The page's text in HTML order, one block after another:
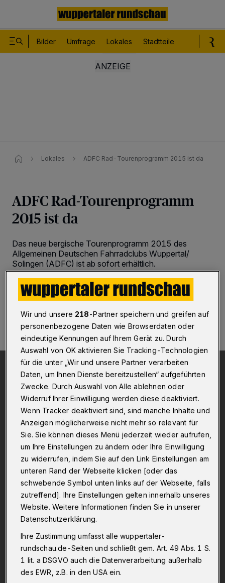
Bilder Umfrage Lokales Stadtteile
Lokales ADFC Rad-Tourenprogramm 2015 ist da
ADFC Rad-Tourenprogramm
2015 ist da
Das neue bergische Tourenprogramm 2015 des
Allgemeinen Deutschen Fahrradclubs Wuppertal/
Solingen (ADFC) ist ab sofort erhältlich.
Wir und unsere 218-Partner speichern und greifen auf
personenbezogene Daten wie Browserdaten oder
eindeutige Kennungen auf Ihrem Gerät zu. Durch
Auswahl von OK aktivieren Sie Tracking-Technologien
für die unter „Wir und unsere Partner verarbeiten
Daten, um Ihnen Dienste bereitzustellen“ aufgeführten
Zwecke. Durch Auswahl von Alle ablehnen oder
Widerruf Ihrer Einwilligung werden diese deaktiviert.
Wenn Tracker deaktiviert sind, sind manche Inhalte und
Anzeigen möglicherweise nicht mehr so relevant für
Sie. Sie können dieses Menü jederzeit wieder aufrufen,
um Ihre Einstellungen zu ändern oder Ihre Einwilligung
zu widerrufen, indem Sie auf den Link Einstellungen am
unteren Rand der Webseite klicken [oder das
schwebende Symbol unten links auf der Webseite, falls
zutreffend]. Ihre Einstellungen gelten innerhalb unseres
Website. Weitere Informationen finden Sie in unserer
Datenschutzerklärung.
Ihre Zustimmung umfasst alle wuppertaler-
rundschau.de-Seiten und schließt gem. Art. 49 Abs. 1 S.
1 lit. a DSGVO auch die Datenverarbeitung außerhalb
des EWR, z.B. in den USA ein.